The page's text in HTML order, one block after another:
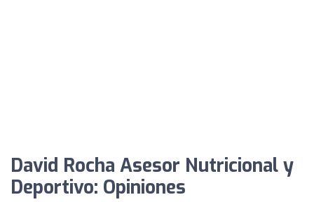
David Rocha Asesor Nutricional y
Deportivo: Opiniones